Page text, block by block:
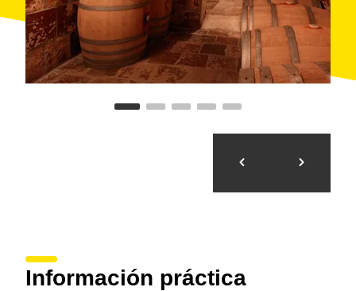
Información práctica